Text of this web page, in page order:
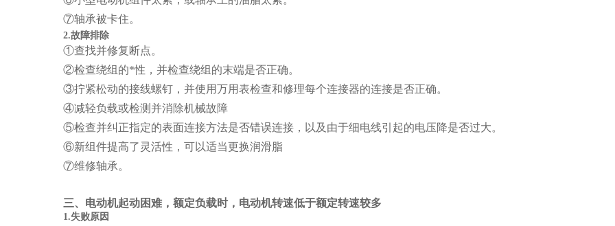
⑦轴承被卡住。
2.故障排除
①查找并修复断点。
②检查绕组的*性，并检查绕组的末端是否正确。
③拧紧松动的接线螺钉，并使用万用表检查和修理每个连接器的连接是否正确。
④减轻负载或检测并消除机械故障
⑤检查并纠正指定的表面连接方法是否错误连接，以及由于细电线引起的电压降是否过大。
⑥新组件提高了灵活性，可以适当更换润滑脂
⑦维修轴承。
三、电动机起动困难，额定负载时，电动机转速低于额定转速较多
1.失败原因